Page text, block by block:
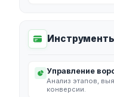
Управление
Анализ этапов,
конверсии.